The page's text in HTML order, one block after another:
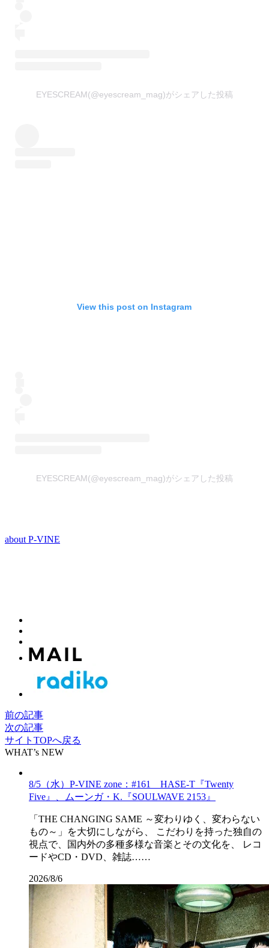
EYESCREAM(@eyescream_mag)がシェアした投稿
View this post on Instagram
EYESCREAM(@eyescream_mag)がシェアした投稿
about P-VINE
前の記事
次の記事
サイトTOPへ戻る
WHAT’s NEW
8/5（水）P-VINE zone：#161 HASE-T『Twenty
Five』、ムーンガ・K.『SOULWAVE 2153』
「THE CHANGING SAME ～変わりゆく、変わらない
もの～」を大切にしながら、 こだわりを持った独自の
視点で、国内外の多種多様な音楽とその文化を、 レコ
ードやCD・DVD、雑誌……
2026/8/6